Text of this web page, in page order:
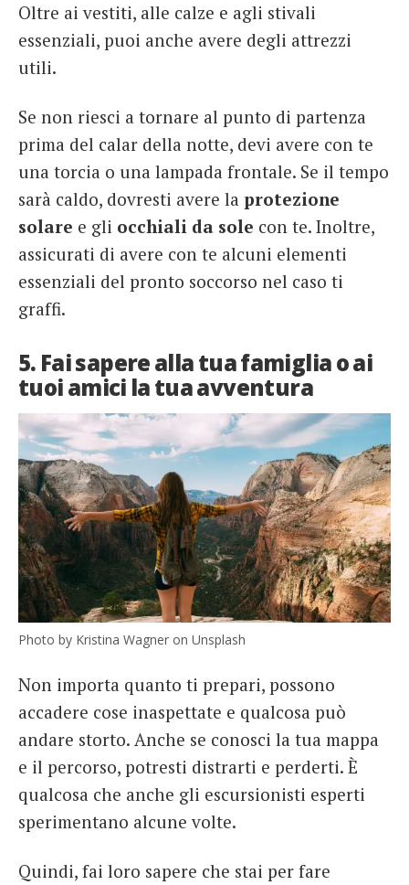
Oltre ai vestiti, alle calze e agli stivali
essenziali, puoi anche avere degli attrezzi
utili.
Se non riesci a tornare al punto di partenza
prima del calar della notte, devi avere con te
una torcia o una lampada frontale. Se il tempo
sarà caldo, dovresti avere la protezione
solare e gli occhiali da sole con te. Inoltre,
assicurati di avere con te alcuni elementi
essenziali del pronto soccorso nel caso ti
graffi.
5. Fai sapere alla tua famiglia o ai
tuoi amici la tua avventura
Photo by Kristina Wagner on Unsplash
Non importa quanto ti prepari, possono
accadere cose inaspettate e qualcosa può
andare storto. Anche se conosci la tua mappa
e il percorso, potresti distrarti e perderti. È
qualcosa che anche gli escursionisti esperti
sperimentano alcune volte.
Quindi, fai loro sapere che stai per fare